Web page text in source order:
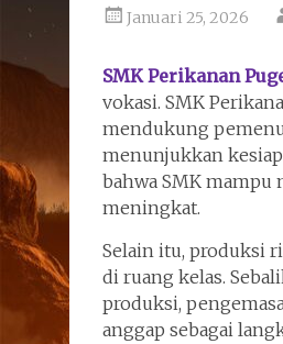
Januari 25, 2026
SMK Perikanan
vokasi. SMK
mendukung
menunjukkan
bahwa SMK
meningkat.
Selain itu, produksi
di ruang kelas.
produksi,
anggap sebagai